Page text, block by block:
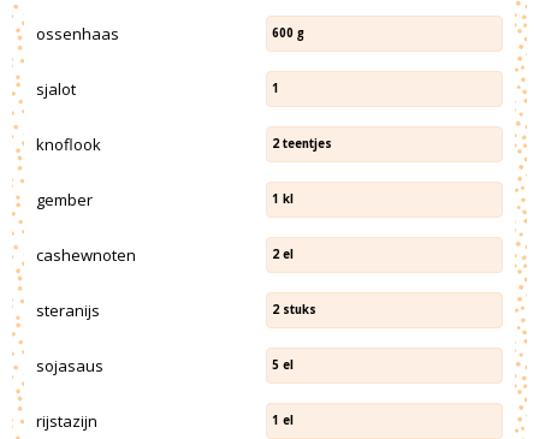
ossenhaas 600 g
sjalot 1
knoflook 2 teentjes
gember 1 kl
cashewnoten 2 el
steranijs 2 stuks
sojasaus 5 el
rijstazijn 1 el